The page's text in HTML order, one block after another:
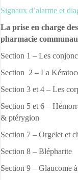
Signaux d’alarme et
La prise en charge
pharmacie
Section 1 – Les
Section 2 – La
Section 3 et 4 – Les
Section 5 et 6 –
& ptérygion
Section 7 – Orgelet et
Section 8 – Blépharite
Section 9 – Glaucome